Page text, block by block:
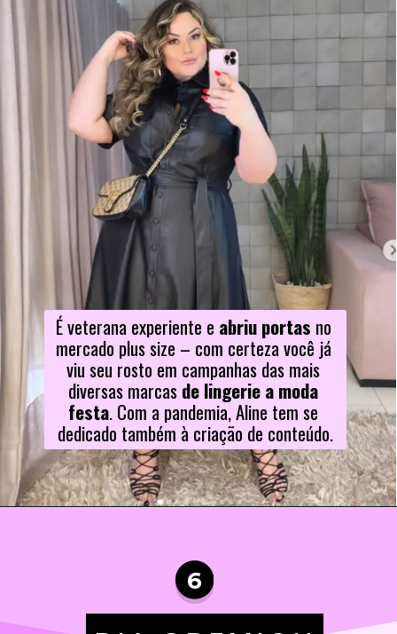
É veterana experiente e abriu portas no
mercado plus size – com certeza você já
viu seu rosto em campanhas das mais
diversas marcas de lingerie a moda
festa. Com a pandemia, Aline tem se
dedicado também à criação de conteúdo.
6